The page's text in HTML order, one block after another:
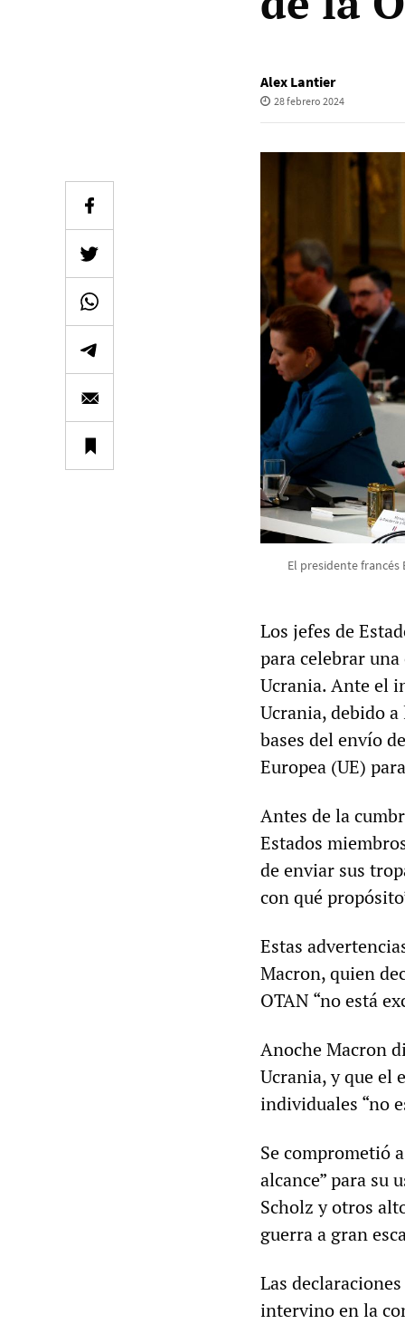
Alex Lantier
28 febrero 2024
El presidente
Los jefes de
para celebrar
Ucrania. Ante el
Ucrania, debido
bases del envío
Europea (UE)
Antes de la
Estados
de enviar sus
con qué
Estas
Macron, quien
OTAN “no está
Anoche Macron
Ucrania, y que el
individuales “no
Se comprometió
alcance” para su
Scholz y otros
guerra a gran
Las
intervino en la